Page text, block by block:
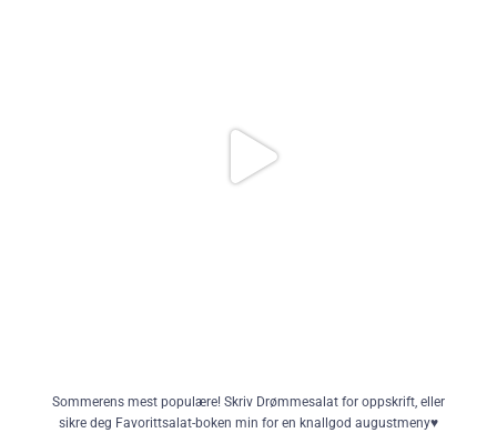
Sommerens mest populære! Skriv Drømmesalat for oppskrift, eller
sikre deg Favorittsalat-boken min for en knallgod augustmeny♥️